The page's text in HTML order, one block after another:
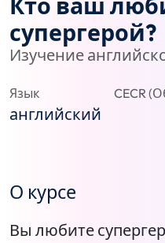
супергерой?
Изучение
Язык
английский
CECR
О курсе
Вы любите